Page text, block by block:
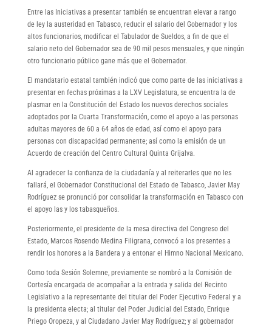
Entre las Iniciativas a presentar también se encuentran elevar a rango
de ley la austeridad en Tabasco, reducir el salario del Gobernador y los
altos funcionarios, modificar el Tabulador de Sueldos, a fin de que el
salario neto del Gobernador sea de 90 mil pesos mensuales, y que ningún
otro funcionario público gane más que el Gobernador.
El mandatario estatal también indicó que como parte de las iniciativas a
presentar en fechas próximas a la LXV Legislatura, se encuentra la de
plasmar en la Constitución del Estado los nuevos derechos sociales
adoptados por la Cuarta Transformación, como el apoyo a las personas
adultas mayores de 60 a 64 años de edad, así como el apoyo para
personas con discapacidad permanente; así como la emisión de un
Acuerdo de creación del Centro Cultural Quinta Grijalva.
Al agradecer la confianza de la ciudadanía y al reiterarles que no les
fallará, el Gobernador Constitucional del Estado de Tabasco, Javier May
Rodríguez se pronunció por consolidar la transformación en Tabasco con
el apoyo las y los tabasqueños.
Posteriormente, el presidente de la mesa directiva del Congreso del
Estado, Marcos Rosendo Medina Filigrana, convocó a los presentes a
rendir los honores a la Bandera y a entonar el Himno Nacional Mexicano.
Como toda Sesión Solemne, previamente se nombró a la Comisión de
Cortesía encargada de acompañar a la entrada y salida del Recinto
Legislativo a la representante del titular del Poder Ejecutivo Federal y a
la presidenta electa; al titular del Poder Judicial del Estado, Enrique
Priego Oropeza, y al Ciudadano Javier May Rodríguez; y al gobernador